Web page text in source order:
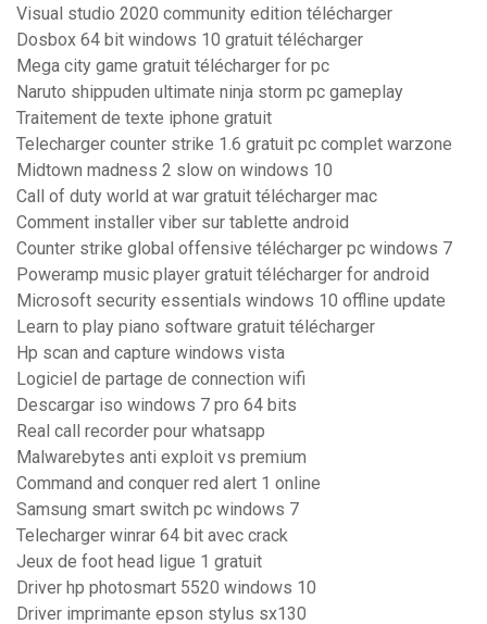
Visual studio 2020 community edition télécharger
Dosbox 64 bit windows 10 gratuit télécharger
Mega city game gratuit télécharger for pc
Naruto shippuden ultimate ninja storm pc gameplay
Traitement de texte iphone gratuit
Telecharger counter strike 1.6 gratuit pc complet warzone
Midtown madness 2 slow on windows 10
Call of duty world at war gratuit télécharger mac
Comment installer viber sur tablette android
Counter strike global offensive télécharger pc windows 7
Poweramp music player gratuit télécharger for android
Microsoft security essentials windows 10 offline update
Learn to play piano software gratuit télécharger
Hp scan and capture windows vista
Logiciel de partage de connection wifi
Descargar iso windows 7 pro 64 bits
Real call recorder pour whatsapp
Malwarebytes anti exploit vs premium
Command and conquer red alert 1 online
Samsung smart switch pc windows 7
Telecharger winrar 64 bit avec crack
Jeux de foot head ligue 1 gratuit
Driver hp photosmart 5520 windows 10
Driver imprimante epson stylus sx130